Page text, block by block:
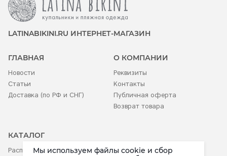
LATINABIKINI.RU ИНТЕРНЕТ-МАГАЗИН
ГЛАВНАЯ
Новости
Статьи
Доставка (по РФ и СНГ)
О КОМПАНИИ
Реквизиты
Контакты
Публичная оферта
Возврат товара
КАТАЛОГ
Распродажа Аксессуары
Мы используем файлы cookie и сбор